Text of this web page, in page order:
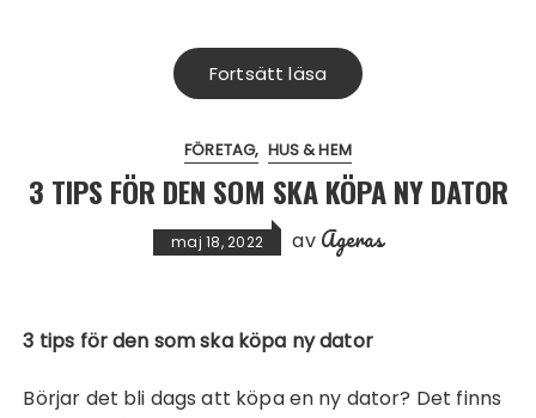
Fortsätt läsa
FÖRETAG HUS & HEM
3 TIPS FÖR DEN SOM SKA KÖPA NY DATOR
maj 18, 2022 av Ageras
3 tips för den som ska köpa ny dator
Börjar det bli dags att köpa en ny dator? Det finns